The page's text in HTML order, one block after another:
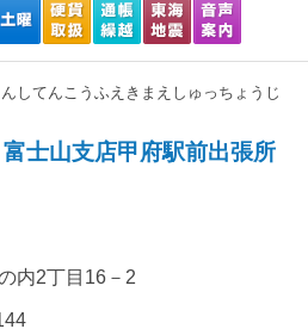
してんこうふえきまえしゅっちょうじ
士山支店甲府駅前出張所
内2丁目16－2